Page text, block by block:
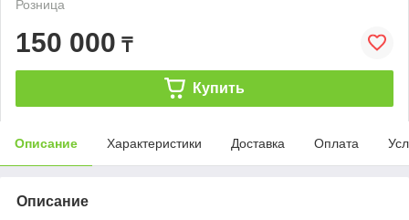
Розница
150 000 ₸
Купить
Описание Характеристики Доставка Оплата
Описание